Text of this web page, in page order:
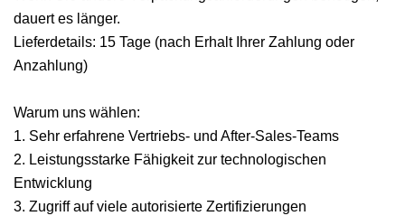
dauert es länger.
Lieferdetails: 15 Tage (nach Erhalt Ihrer Zahlung oder
Anzahlung)
Warum uns wählen:
1. Sehr erfahrene Vertriebs- und After-Sales-Teams
2. Leistungsstarke Fähigkeit zur technologischen
Entwicklung
3. Zugriff auf viele autorisierte Zertifizierungen